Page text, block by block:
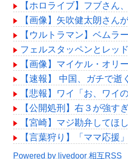
【ホロライブ】フブさ
【画像】矢吹健太朗さん
【ウルトラマン】ベムラ
フェルスタッペンとレッ
【画像】マイケル・オリ
【速報】 中国、ガチで逝く
【悲報】ワイ「お、ワ
【公開処刑】右３が強す
【宮崎】マジ勘弁してほ
【言葉狩り】「ママ応
Powered by livedoor 相互RSS